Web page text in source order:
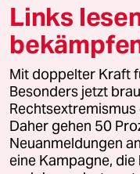
© 2026 taz Verlags
Alle Rechte vorbehalten.
wenden Sie sich bitte an
Feedback
Links
Mit doppelter Kraft
Besonders jetzt
Daher gehen 50
Neuanmeldungen
eine Kampagne,